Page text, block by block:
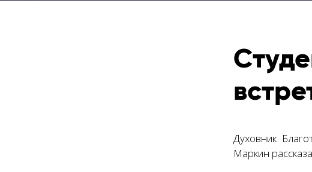
Духовник
Маркин